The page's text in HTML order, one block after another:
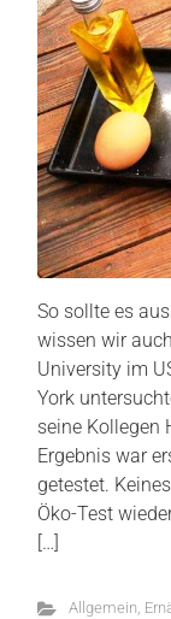
So sollte es
wissen wir
University im
York
seine Kollegen
Ergebnis war
getestet.
Öko-Test
[…]
Allgemein